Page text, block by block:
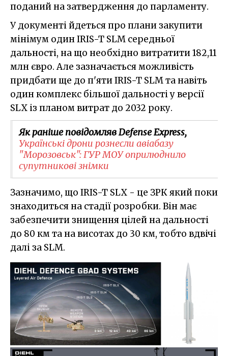
поданий на затвердження до парламенту.
У документі йдеться про плани закупити
мінімум один IRIS-T SLM середньої
дальності, на що необхідно витратити 182,11
млн євро. Але зазначається можливість
придбати ще до п'яти IRIS-T SLM та навіть
один комплекс більшої дальності у версії
SLX із планом витрат до 2032 року.
Як раніше повідомляв Defense Express,
Українські дрони рознесли авіабазу
"Морозовськ": ГУР МОУ оприлюднило
супутникові знімки
Зазначимо, що IRIS-T SLX - це ЗРК який поки
знаходиться на стадії розробки. Він має
забезпечити знищення цілей на дальності
до 80 км та на висотах до 30 км, тобто вдвічі
далі за SLM.